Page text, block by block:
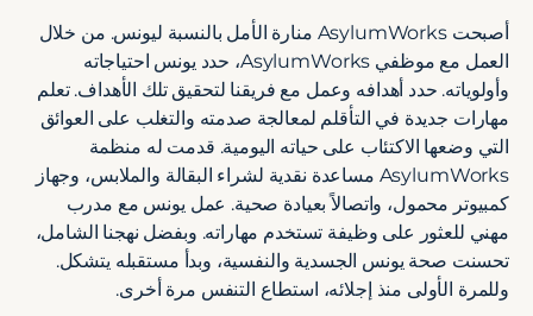
أصبحت AsylumWorks منارة الأمل بالنسبة ليونس. من خلال
العمل مع موظفي AsylumWorks، حدد يونس احتياجاته
وأولوياته. حدد أهدافه وعمل مع فريقنا لتحقيق تلك الأهداف. تعلم
مهارات جديدة في التأقلم لمعالجة صدمته والتغلب على العوائق
التي وضعها الاكتئاب على حياته اليومية. قدمت له منظمة
AsylumWorks مساعدة نقدية لشراء البقالة والملابس، وجهاز
كمبيوتر محمول، واتصالاً بعيادة صحية. عمل يونس مع مدرب
مهني للعثور على وظيفة تستخدم مهاراته. وبفضل نهجنا الشامل،
تحسنت صحة يونس الجسدية والنفسية، وبدأ مستقبله يتشكل.
وللمرة الأولى منذ إجلائه، استطاع التنفس مرة أخرى.